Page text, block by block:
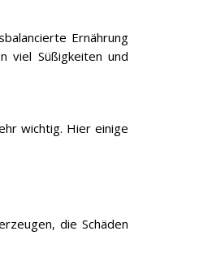
Ernährung
viel Süßigkeiten und
wichtig. Hier einige
die Schäden